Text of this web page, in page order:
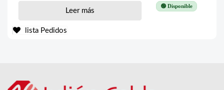
🟢 Disponible
Leer más
lista Pedidos